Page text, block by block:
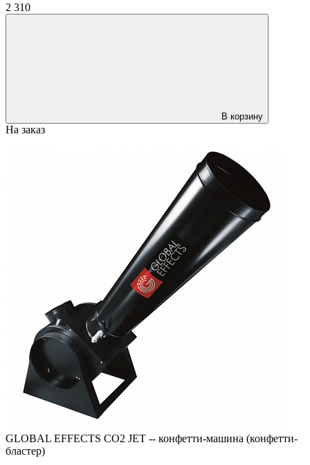
2 310
В корзину
На заказ
GLOBAL EFFECTS CO2 JET -- конфетти-машина (конфетти-
бластер)